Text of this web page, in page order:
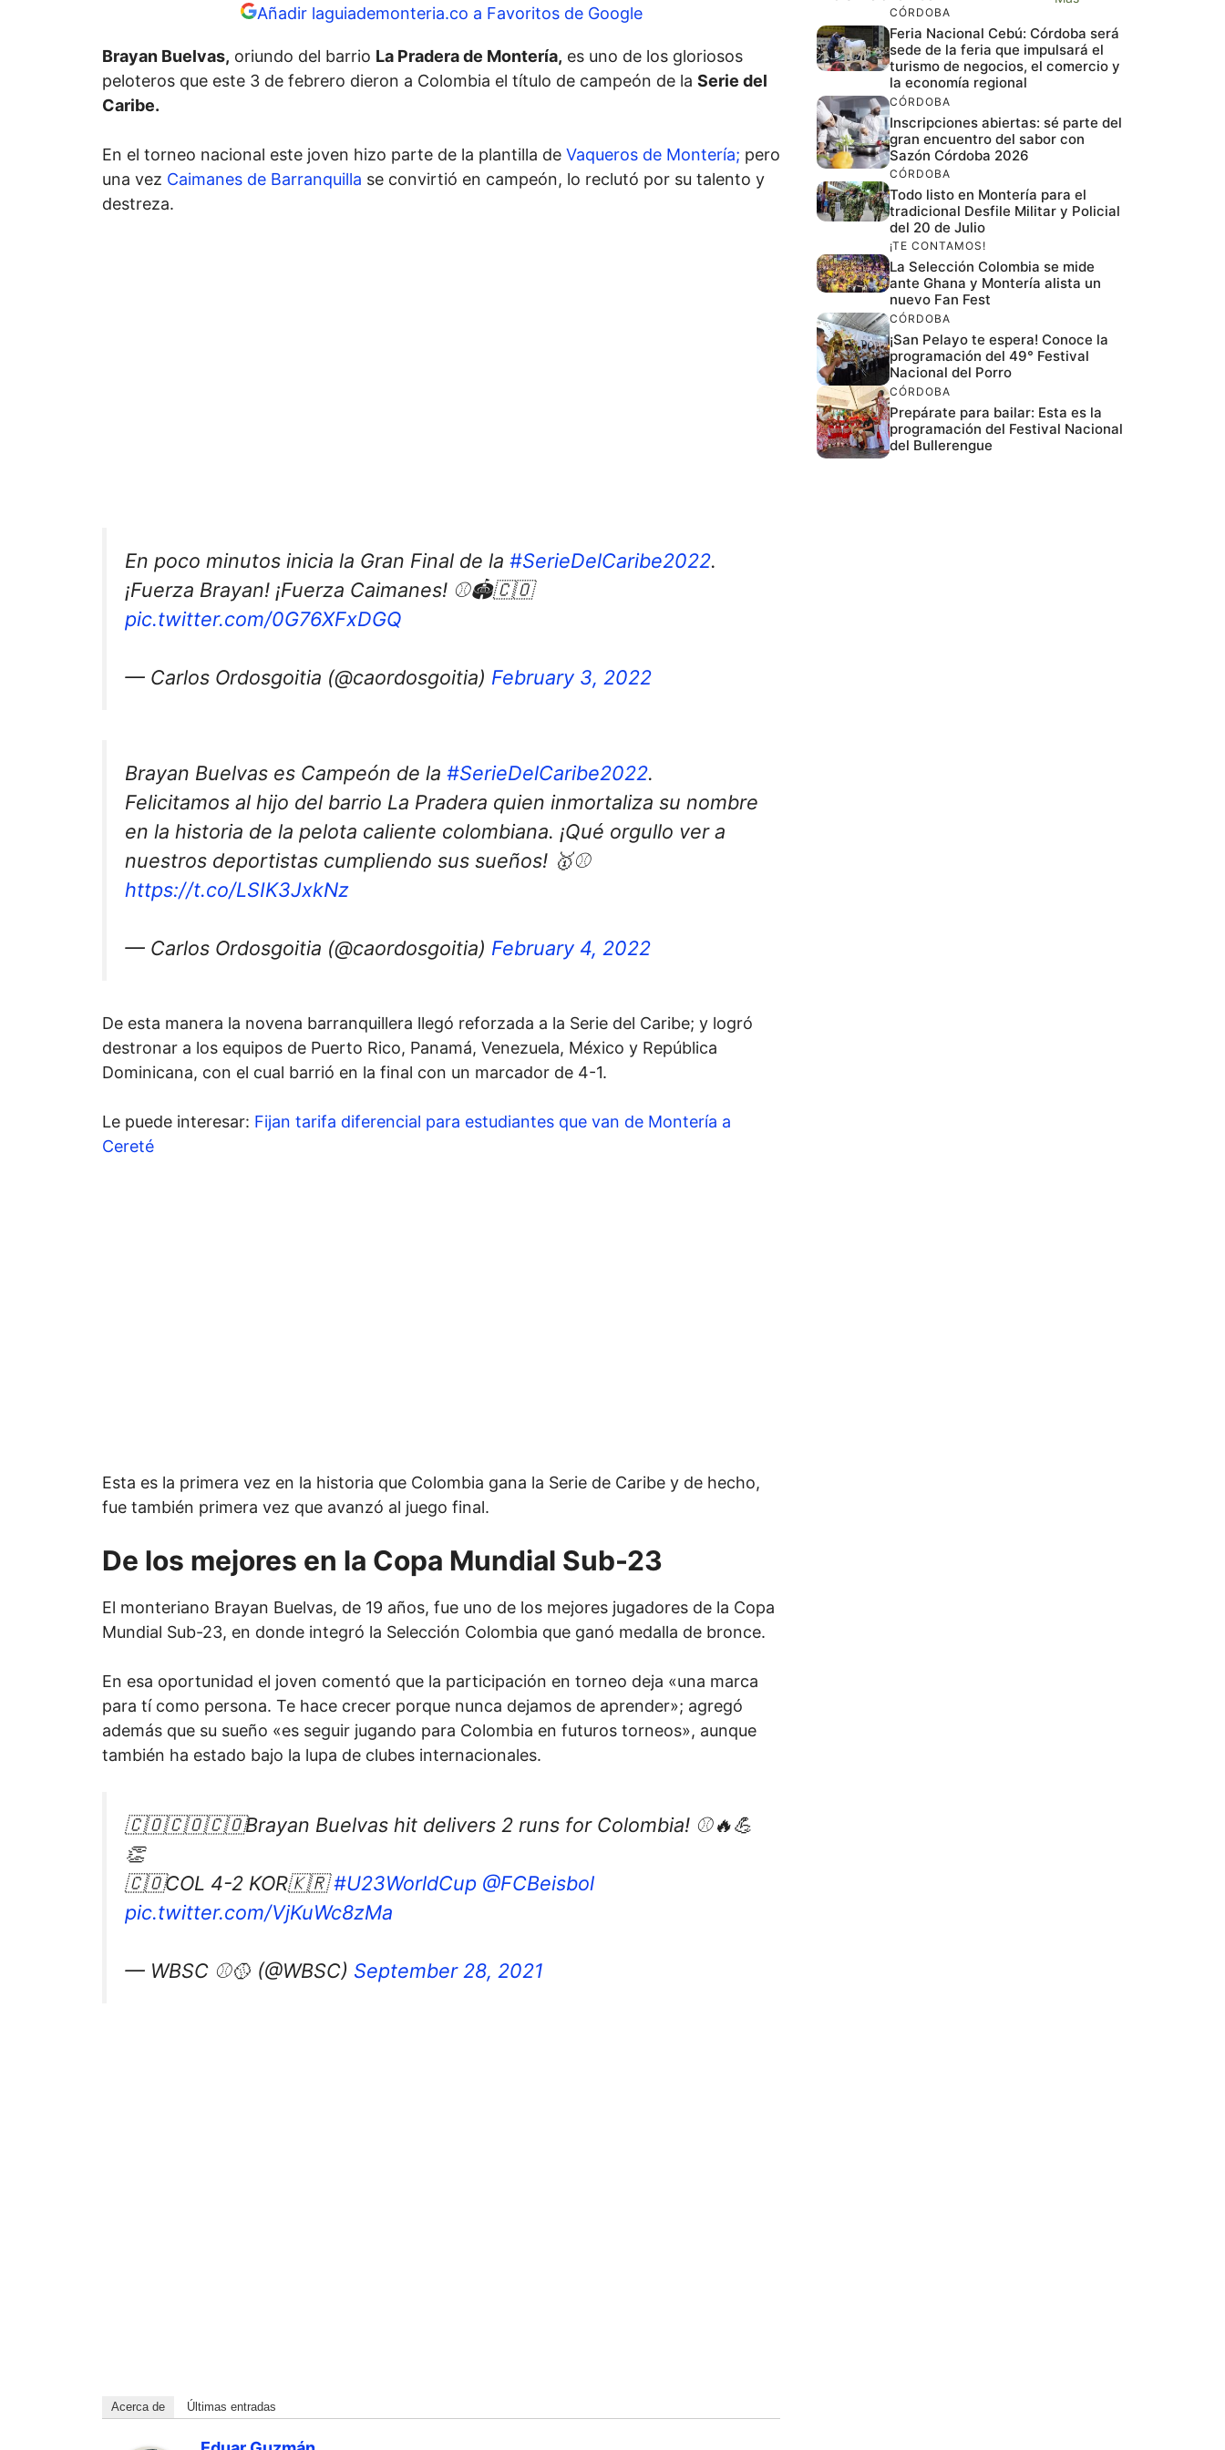
Añadir laguiademonteria.co a Favoritos de Google
Brayan Buelvas, oriundo del barrio La Pradera de Montería, es uno de los gloriosos
peloteros que este 3 de febrero dieron a Colombia el título de campeón de la Serie del
Caribe.
En el torneo nacional este joven hizo parte de la plantilla de Vaqueros de Montería; pero
una vez Caimanes de Barranquilla se convirtió en campeón, lo reclutó por su talento y
destreza.
En poco minutos inicia la Gran Final de la #SerieDelCaribe2022.
¡Fuerza Brayan! ¡Fuerza Caimanes! ⚾🏟🇨🇴
pic.twitter.com/0G76XFxDGQ
— Carlos Ordosgoitia (@caordosgoitia) February 3, 2022
Brayan Buelvas es Campeón de la #SerieDelCaribe2022.
Felicitamos al hijo del barrio La Pradera quien inmortaliza su nombre
en la historia de la pelota caliente colombiana. ¡Qué orgullo ver a
nuestros deportistas cumpliendo sus sueños! 🥇⚾️
https://t.co/LSIK3JxkNz
— Carlos Ordosgoitia (@caordosgoitia) February 4, 2022
De esta manera la novena barranquillera llegó reforzada a la Serie del Caribe; y logró
destronar a los equipos de Puerto Rico, Panamá, Venezuela, México y República
Dominicana, con el cual barrió en la final con un marcador de 4-1.
Le puede interesar: Fijan tarifa diferencial para estudiantes que van de Montería a
Cereté
Esta es la primera vez en la historia que Colombia gana la Serie de Caribe y de hecho,
fue también primera vez que avanzó al juego final.
De los mejores en la Copa Mundial Sub-23
El monteriano Brayan Buelvas, de 19 años, fue uno de los mejores jugadores de la Copa
Mundial Sub-23, en donde integró la Selección Colombia que ganó medalla de bronce.
En esa oportunidad el joven comentó que la participación en torneo deja «una marca
para tí como persona. Te hace crecer porque nunca dejamos de aprender»; agregó
además que su sueño «es seguir jugando para Colombia en futuros torneos», aunque
también ha estado bajo la lupa de clubes internacionales.
🇨🇴🇨🇴🇨🇴Brayan Buelvas hit delivers 2 runs for Colombia! ⚾🔥💪
👏
🇨🇴COL 4-2 KOR🇰🇷#U23WorldCup @FCBeisbol
pic.twitter.com/VjKuWc8zMa
— WBSC ⚾🥎 (@WBSC) September 28, 2021
Acerca de Últimas entradas
CÓRDOBA
Feria Nacional Cebú: Córdoba será
sede de la feria que impulsará el
turismo de negocios, el comercio y
la economía regional
CÓRDOBA
Inscripciones abiertas: sé parte del
gran encuentro del sabor con
Sazón Córdoba 2026
CÓRDOBA
Todo listo en Montería para el
tradicional Desfile Militar y Policial
del 20 de Julio
¡TE CONTAMOS!
La Selección Colombia se mide
ante Ghana y Montería alista un
nuevo Fan Fest
CÓRDOBA
¡San Pelayo te espera! Conoce la
programación del 49° Festival
Nacional del Porro
CÓRDOBA
Prepárate para bailar: Esta es la
programación del Festival Nacional
del Bullerengue